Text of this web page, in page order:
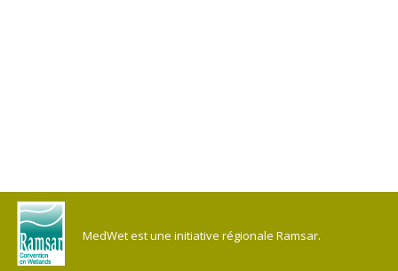
MedWet est une initiative régionale Ramsar.